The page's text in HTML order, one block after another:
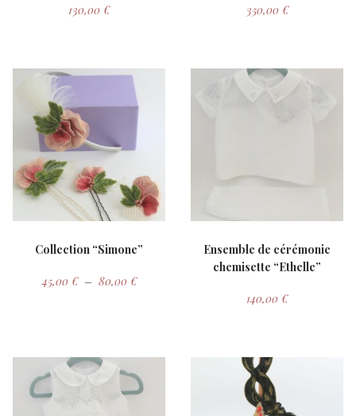
130,00 € 350,00 €
Collection “Simone”
45,00 € – 80,00 €Plage de prix : 45,00 € à 80,00 €
Ensemble de cérémonie
chemisette “Ethelle”
140,00 €